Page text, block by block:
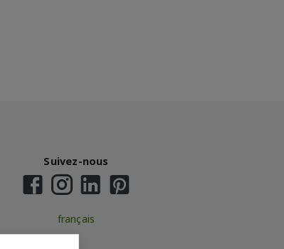
Suivez-nous
français